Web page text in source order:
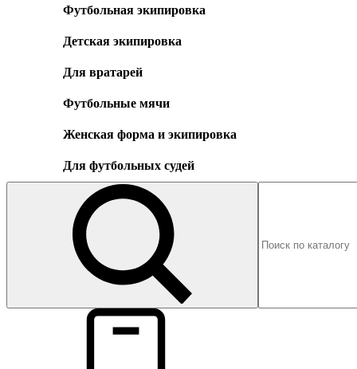
Футбольная экипировка
Детская экипировка
Для вратарей
Футбольные мячи
Женская форма и экипировка
Для футбольных судей